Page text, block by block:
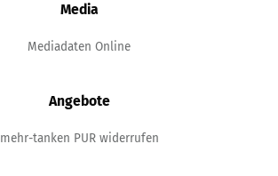
Media
Mediadaten Online
Angebote
mehr-tanken PUR widerrufen